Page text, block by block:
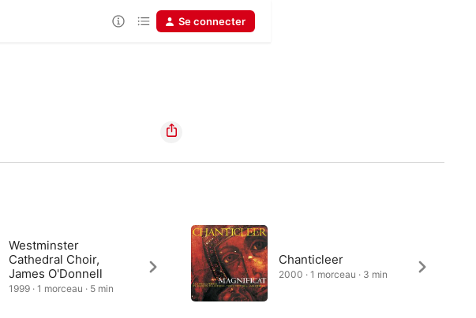
Se connecter
Westminster
Cathedral Choir,
James O'Donnell
1999 · 1 morceau · 5 min
Chanticleer
2000 · 1 morceau · 3 min